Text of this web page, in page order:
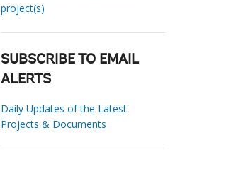
project(s)
SUBSCRIBE TO EMAIL
ALERTS
Daily Updates of the Latest
Projects & Documents